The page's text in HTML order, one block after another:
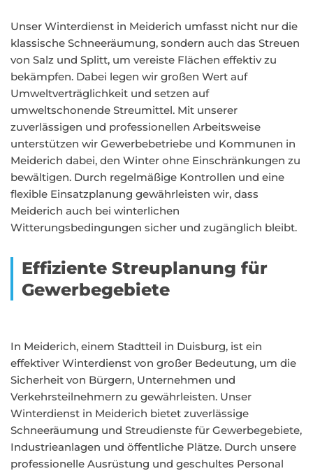
Unser Winterdienst in Meiderich umfasst nicht nur die
klassische Schneeräumung, sondern auch das Streuen
von Salz und Splitt, um vereiste Flächen effektiv zu
bekämpfen. Dabei legen wir großen Wert auf
Umweltverträglichkeit und setzen auf
umweltschonende Streumittel. Mit unserer
zuverlässigen und professionellen Arbeitsweise
unterstützen wir Gewerbebetriebe und Kommunen in
Meiderich dabei, den Winter ohne Einschränkungen zu
bewältigen. Durch regelmäßige Kontrollen und eine
flexible Einsatzplanung gewährleisten wir, dass
Meiderich auch bei winterlichen
Witterungsbedingungen sicher und zugänglich bleibt.
Effiziente Streuplanung für
Gewerbegebiete
In Meiderich, einem Stadtteil in Duisburg, ist ein
effektiver Winterdienst von großer Bedeutung, um die
Sicherheit von Bürgern, Unternehmen und
Verkehrsteilnehmern zu gewährleisten. Unser
Winterdienst in Meiderich bietet zuverlässige
Schneeräumung und Streudienste für Gewerbegebiete,
Industrieanlagen und öffentliche Plätze. Durch unsere
professionelle Ausrüstung und geschultes Personal